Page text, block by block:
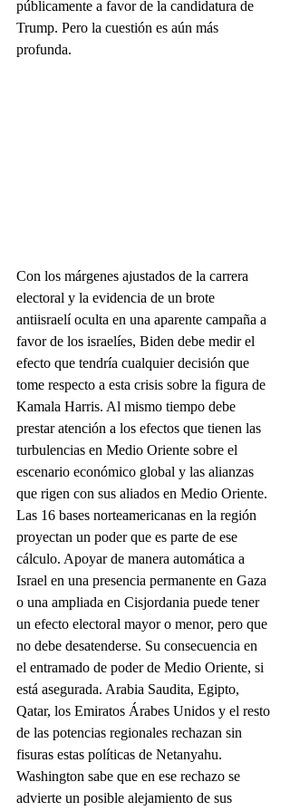
públicamente a favor de la candidatura de
Trump. Pero la cuestión es aún más
profunda.
Con los márgenes ajustados de la carrera
electoral y la evidencia de un brote
antiisraelí oculta en una aparente campaña a
favor de los israelíes, Biden debe medir el
efecto que tendría cualquier decisión que
tome respecto a esta crisis sobre la figura de
Kamala Harris. Al mismo tiempo debe
prestar atención a los efectos que tienen las
turbulencias en Medio Oriente sobre el
escenario económico global y las alianzas
que rigen con sus aliados en Medio Oriente.
Las 16 bases norteamericanas en la región
proyectan un poder que es parte de ese
cálculo. Apoyar de manera automática a
Israel en una presencia permanente en Gaza
o una ampliada en Cisjordania puede tener
un efecto electoral mayor o menor, pero que
no debe desatenderse. Su consecuencia en
el entramado de poder de Medio Oriente, si
está asegurada. Arabia Saudita, Egipto,
Qatar, los Emiratos Árabes Unidos y el resto
de las potencias regionales rechazan sin
fisuras estas políticas de Netanyahu.
Washington sabe que en ese rechazo se
advierte un posible alejamiento de sus